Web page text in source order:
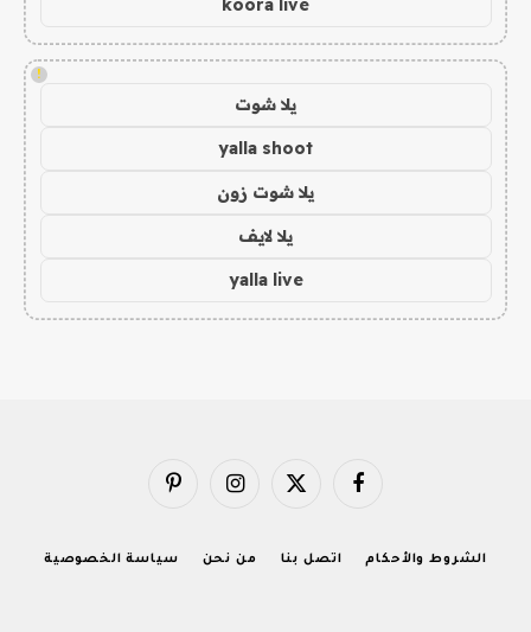
!
يلا شوت
yalla shoot
يلا شوت زون
يلا لايف
yalla live
فيسبوك X
الانستغرامبينتيريست
الشروط والأحكام اتصل بنا من نحن سياسة الخصوصية